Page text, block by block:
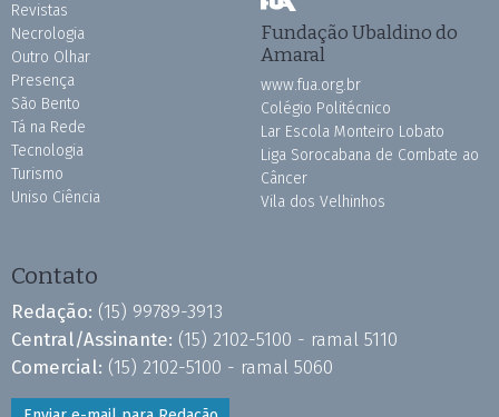
Revistas
Necrologia
Outro Olhar
Presença
São Bento
Tá na Rede
Tecnologia
Turismo
Uniso Ciência
Fundação Ubaldino do
Amaral
www.fua.org.br
Colégio Politécnico
Lar Escola Monteiro Lobato
Liga Sorocabana de Combate ao
Câncer
Vila dos Velhinhos
Contato
Redação: (15) 99789-3913
Central/Assinante: (15) 2102-5100 - ramal 5110
Comercial: (15) 2102-5100 - ramal 5060